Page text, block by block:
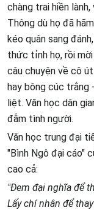
chàng trai hiền
Thông dù họ đã
kéo quân sang
thức tỉnh họ, rồi
câu chuyện về cô
hay bông cúc trắng
liệt. Văn học dân
đẫm tình người.
Văn học trung đại
"Bình Ngô đại cáo"
cao cả:
"Đem đại nghĩa để
Lấy chí nhân để